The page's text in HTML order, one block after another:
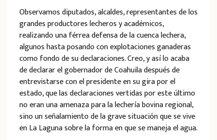
Observamos diputados, alcaldes, representantes de los
grandes productores lecheros y académicos,
realizando una férrea defensa de la cuenca lechera,
algunos hasta posando con explotaciones ganaderas
como fondo de su declaraciones. Creo, y así lo acaba
de declarar el gobernador de Coahuila después de
entrevistarse con el presidente en su gira por el
estado, que las declaraciones vertidas por este último
no eran una amenaza para la lechería bovina regional,
sino un señalamiento de la grave situación que se vive
en La Laguna sobre la forma en que se maneja el agua.